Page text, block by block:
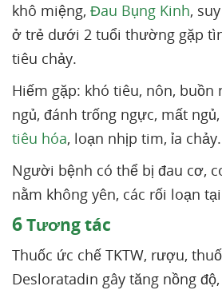
khô miệng, Đau Bụng Kinh,
ở trẻ dưới 2 tuổi thường gặp
tiêu chảy.
Hiếm gặp: khó tiêu, nôn, buồn
ngủ, đánh trống ngực, mất
tiêu hóa, loạn nhịp tim, ỉa chảy.
Người bệnh có thể bị đau cơ,
nằm không yên, các rối loạn
6Tương tác
Thuốc ức chế TKTW, rượu,
Desloratadin gây tăng nồng